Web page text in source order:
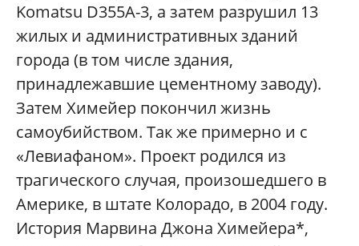
Komatsu D355A-3, а затем разрушил 13
жилых и административных зданий
города (в том числе здания,
принадлежавшие цементному заводу).
Затем Химейер покончил жизнь
самоубийством. Так же примерно и с
«Левиафаном». Проект родился из
трагического случая, произошедшего в
Америке, в штате Колорадо, в 2004 году.
История Марвина Джона Химейера*,